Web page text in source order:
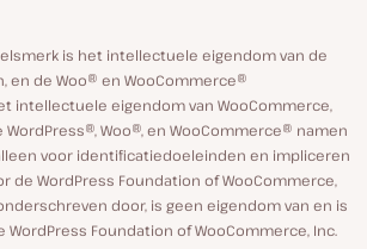
is het intellectuele eigendom van de
en de Woo® en WooCommerce®
intellectuele eigendom van WooCommerce,
WordPress®, Woo®, en WooCommerce® namen
voor identificatiedoeleinden en impliceren
de WordPress Foundation of WooCommerce,
door, is geen eigendom van en is
Foundation of WooCommerce, Inc.